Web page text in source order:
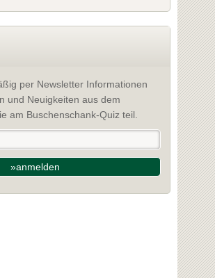
per Newsletter Informationen
und Neuigkeiten aus dem
am Buschenschank-Quiz teil.
»anmelden